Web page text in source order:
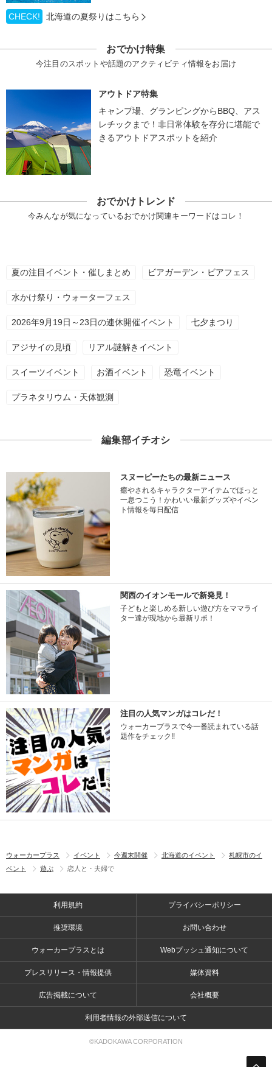
CHECK! 北海道の夏祭りはこちら
おでかけ特集
今注目のスポットや話題のアクティビティ情報をお届け
アウトドア特集
キャンプ場、グランピングからBBQ、アス
レチックまで！非日常体験を存分に堪能で
きるアウトドアスポットを紹介
おでかけトレンド
今みんなが気になっているおでかけ関連キーワードはコレ！
夏の注目イベント・催しまとめ ビアガーデン・ビアフェス
水かけ祭り・ウォーターフェス
2026年9月19日～23日の連休開催イベント 七夕まつり
アジサイの見頃 リアル謎解きイベント
スイーツイベント お酒イベント 恐竜イベント
プラネタリウム・天体観測
編集部イチオシ
スヌーピーたちの最新ニュース
癒やされるキャラクターアイテムでほっと
一息つこう！かわいい最新グッズやイベン
ト情報を毎日配信
関西のイオンモールで新発見！
子どもと楽しめる新しい遊び方をママライ
ター達が現地から最新リポ！
注目の人気マンガはコレだ！
ウォーカープラスで今一番読まれている話
題作をチェック!!
ウォーカープラス イベント 今週末開催 北海道のイベント
札幌市のイ
ベント
遊ぶ 恋人と・夫婦で
利用規約 プライバシーポリシー
推奨環境 お問い合わせ
ウォーカープラスとは Webプッシュ通知について
プレスリリース・情報提供 媒体資料
広告掲載について 会社概要
利用者情報の外部送信について
©KADOKAWA CORPORATION